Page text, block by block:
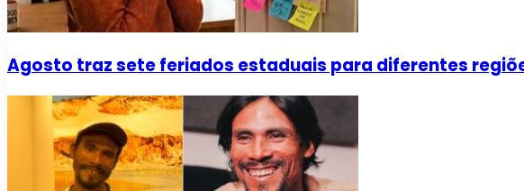
Agosto traz sete feriados estaduais para diferentes